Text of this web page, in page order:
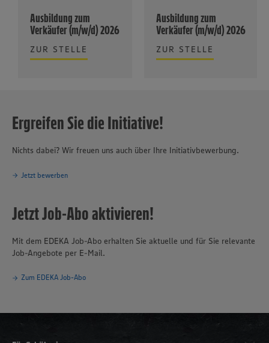
Ausbildung zum
Verkäufer (m/w/d) 2026
ZUR STELLE
Ausbildung zum
Verkäufer (m/w/d) 2026
ZUR STELLE
Ergreifen Sie die Initiative!
Nichts dabei? Wir freuen uns auch über Ihre Initiativbewerbung.
Jetzt bewerben
Jetzt Job-Abo aktivieren!
Mit dem EDEKA Job-Abo erhalten Sie aktuelle und für Sie relevante
Job-Angebote per E-Mail.
Zum EDEKA Job-Abo